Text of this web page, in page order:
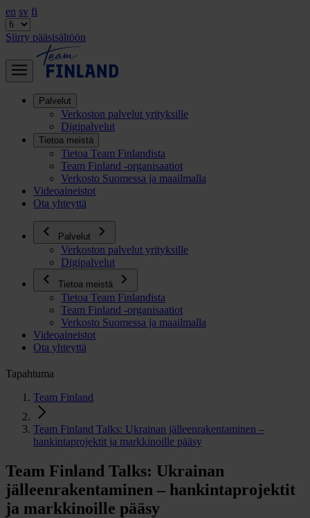
en sv fi
Siirry pääsisältöön
Palvelut
Verkoston palvelut yrityksille
Digipalvelut
Tietoa meistä
Tietoa Team Finlandista
Team Finland -organisaatiot
Verkosto Suomessa ja maailmalla
Videoaineistot
Ota yhteyttä
Palvelut
Verkoston palvelut yrityksille
Digipalvelut
Tietoa meistä
Tietoa Team Finlandista
Team Finland -organisaatiot
Verkosto Suomessa ja maailmalla
Videoaineistot
Ota yhteyttä
Tapahtuma
Team Finland
Team Finland Talks: Ukrainan jälleenrakentaminen –
hankintaprojektit ja markkinoille pääsy
Team Finland Talks: Ukrainan
jälleenrakentaminen – hankintaprojektit
ja markkinoille pääsy